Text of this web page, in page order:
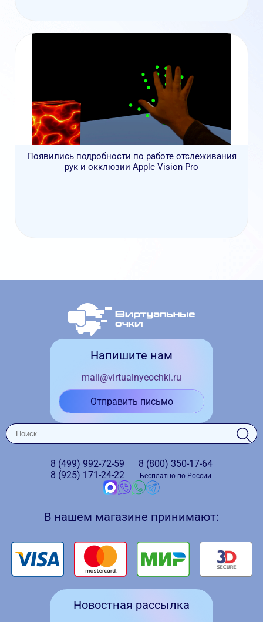
Появились подробности по работе отслеживания
рук и окклюзии Apple Vision Pro
Напишите нам
mail@virtualnyeochki.ru
Отправить письмо
8 (499) 992-72-59
8 (925) 171-24-22
8 (800) 350-17-64
Бесплатно по России
В нашем магазине принимают:
Новостная рассылка